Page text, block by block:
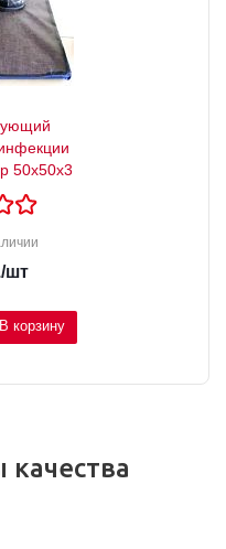
50х50х3
/шт
В корзину